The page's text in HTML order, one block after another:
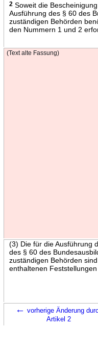
2Soweit die
Ausführung des § 60 des
zuständigen Behörden
den Nummern 1 und 2
(Text alte Fassung)
(3) Die für die Ausführung
des § 60 des
zuständigen Behörden
enthaltenen Feststellungen
← vorherige Änderung
Artikel 2